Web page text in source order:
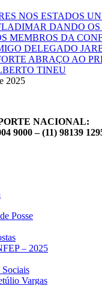
NOS ESTADOS
DANDO OS
MEMBROS DA
DELEGADO
ABRAÇO AO
TINEU
2025
NACIONAL:
9000 – (11) 98139
Posse
– 2025
Sociais
Vargas